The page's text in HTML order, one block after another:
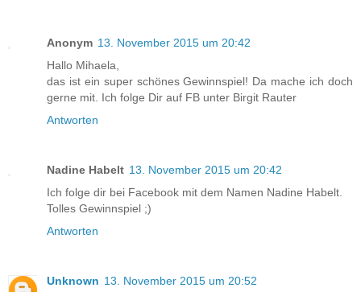
Anonym 13. November 2015 um 20:42
Hallo Mihaela,
das ist ein super schönes Gewinnspiel! Da mache ich doch
gerne mit. Ich folge Dir auf FB unter Birgit Rauter
Antworten
Nadine Habelt 13. November 2015 um 20:42
Ich folge dir bei Facebook mit dem Namen Nadine Habelt.
Tolles Gewinnspiel ;)
Antworten
Unknown 13. November 2015 um 20:52